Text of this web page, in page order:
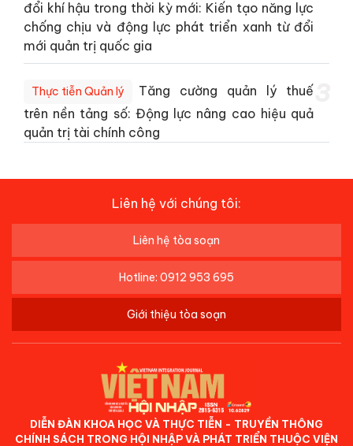
đổi khí hậu trong thời kỳ mới: Kiến tạo năng lực
chống chịu và động lực phát triển xanh từ đổi
mới quản trị quốc gia
Thực tiễn Quản lý
Tăng cường quản lý thuế
trên nền tảng số: Động lực nâng cao hiệu quả
quản trị tài chính công
Liên hệ với chúng tôi:
Liên hệ tòa soạn
Hotline: 0912 953 695
Giới thiệu tòa soạn
DIỄN ĐÀN KHOA HỌC VÀ THỰC TIỄN - TRUYỀN THÔNG
CHÍNH SÁCH TRONG HỘI NHẬP VÀ PHÁT TRIỂN THUỘC VIỆN